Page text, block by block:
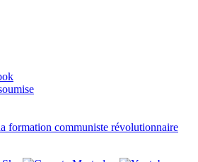
formation communiste révolutionnaire